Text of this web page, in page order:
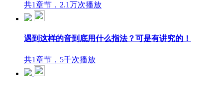
共1章节，2.1万次播放
遇到这样的音到底用什么指法？可是有讲究的！
共1章节，5千次播放